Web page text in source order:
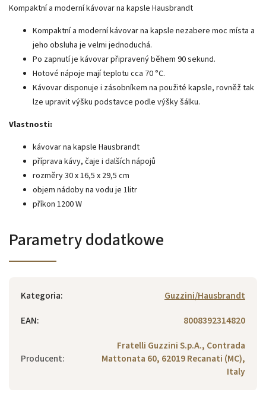
Kompaktní a moderní kávovar na kapsle Hausbrandt
Kompaktní a moderní kávovar na kapsle nezabere moc místa a
jeho obsluha je velmi jednoduchá.
Po zapnutí je kávovar připravený během 90 sekund.
Hotové nápoje mají teplotu cca 70 °C.
Kávovar disponuje i zásobníkem na použité kapsle, rovněž tak
lze upravit výšku podstavce podle výšky šálku.
Vlastnosti:
kávovar na kapsle Hausbrandt
příprava kávy, čaje i dalších nápojů
rozměry 30 x 16,5 x 29,5 cm
objem nádoby na vodu je 1litr
příkon 1200 W
Parametry dodatkowe
Kategoria:
Guzzini/Hausbrandt
EAN: 8008392314820
Producent:
Fratelli Guzzini S.p.A., Contrada
Mattonata 60, 62019 Recanati (MC),
Italy